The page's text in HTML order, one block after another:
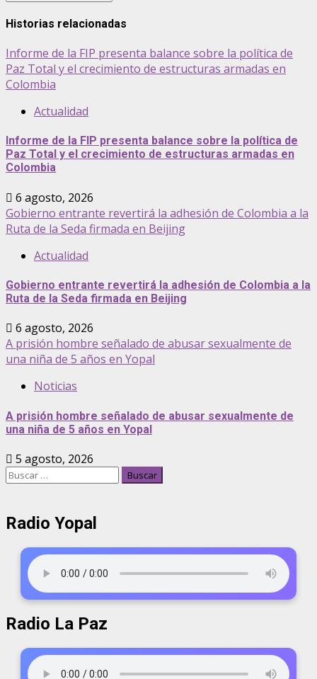
Historias relacionadas
Informe de la FIP presenta balance sobre la política de
Paz Total y el crecimiento de estructuras armadas en
Colombia
Actualidad
Informe de la FIP presenta balance sobre la política de
Paz Total y el crecimiento de estructuras armadas en
Colombia
6 agosto, 2026
Gobierno entrante revertirá la adhesión de Colombia a la
Ruta de la Seda firmada en Beijing
Actualidad
Gobierno entrante revertirá la adhesión de Colombia a la
Ruta de la Seda firmada en Beijing
6 agosto, 2026
A prisión hombre señalado de abusar sexualmente de
una niña de 5 años en Yopal
Noticias
A prisión hombre señalado de abusar sexualmente de
una niña de 5 años en Yopal
5 agosto, 2026
Radio Yopal
Radio La Paz